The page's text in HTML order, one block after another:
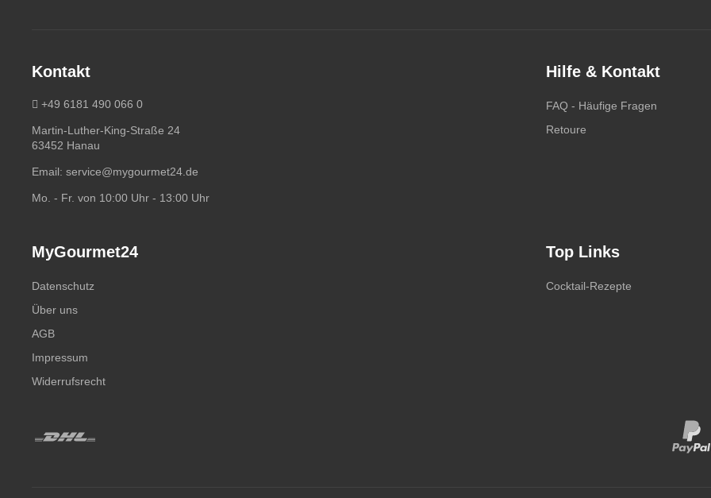
Kontakt
+49 6181 490 066 0
Martin-Luther-King-Straße 24
63452 Hanau
Email: service@mygourmet24.de
Mo. - Fr. von 10:00 Uhr - 13:00 Uhr
Hilfe & Kontakt
FAQ - Häufige Fragen
Retoure
MyGourmet24
Datenschutz
Über uns
AGB
Impressum
Widerrufsrecht
Top Links
Cocktail-Rezepte